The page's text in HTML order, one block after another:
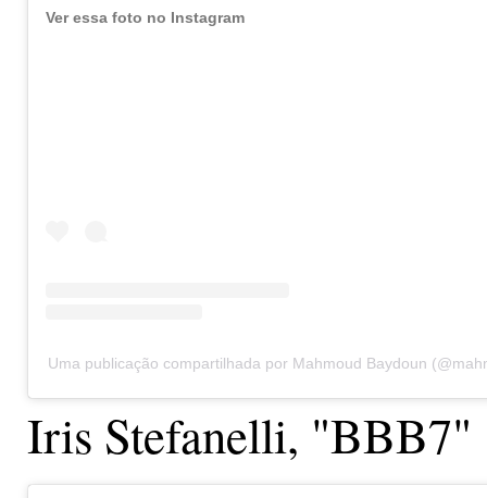
Ver essa foto no Instagram
Uma publicação compartilhada por Mahmoud Baydoun
Iris Stefanelli, "BBB7"